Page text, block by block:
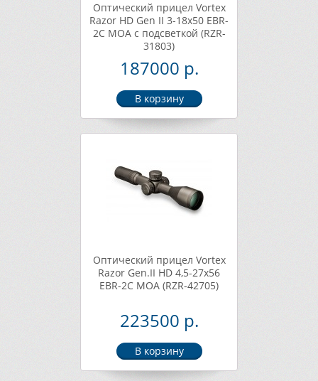
Оптический прицел Vortex
Razor HD Gen II 3-18x50 EBR-
2C MOA с подсветкой (RZR-
31803)
187000 р.
Оптический прицел Vortex
Razor Gen.II HD 4,5-27x56
EBR-2C MOA (RZR-42705)
223500 р.